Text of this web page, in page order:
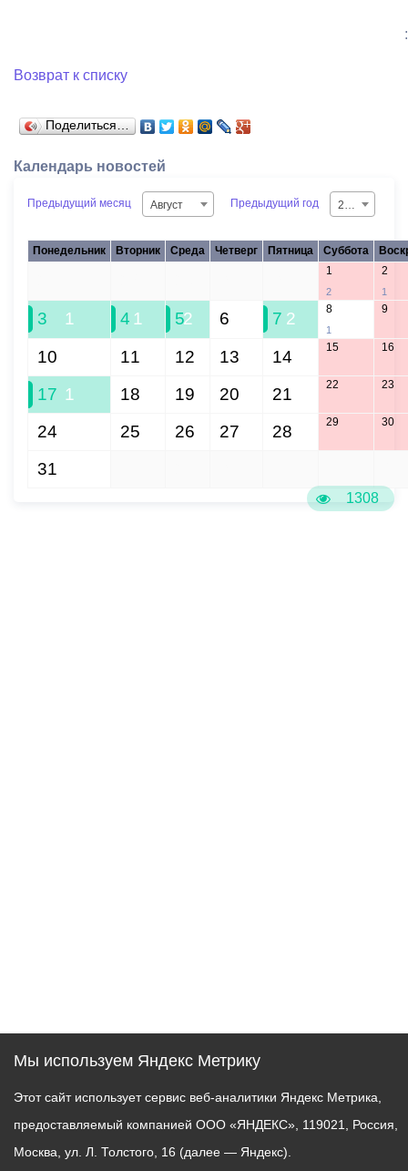
1308
:
Возврат к списку
Поделиться…
Календарь новостей
Предыдущий месяц Август Предыдущий год 2026
Понедельник Вторник Среда Четверг Пятница Суббота
1
2
2
1
3 1 4 1 52 6 7 2 8
1
9
10 11 12 13 14 15 16
17 1 18 19 20 21 22 23
24 25 26 27 28 29 30
31
Мы используем Яндекс Метрику
Этот сайт использует сервис веб-аналитики Яндекс Метрика,
предоставляемый компанией ООО «ЯНДЕКС», 119021, Россия,
Москва, ул. Л. Толстого, 16 (далее — Яндекс).